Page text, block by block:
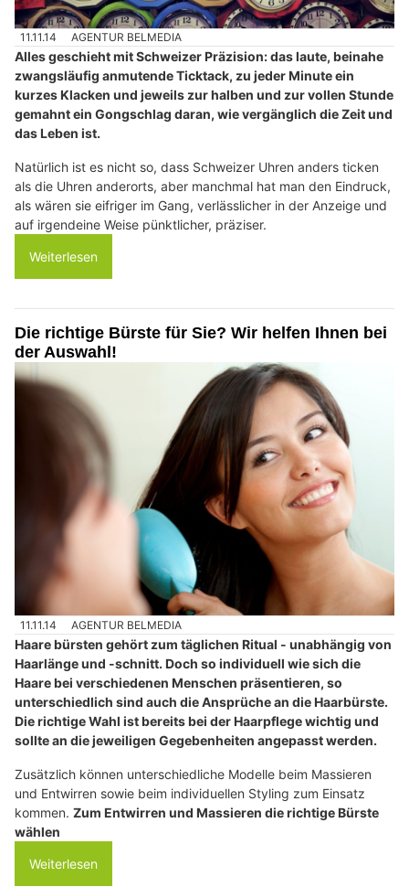
11.11.14 AGENTUR BELMEDIA
Alles geschieht mit Schweizer Präzision: das laute, beinahe
zwangsläufig anmutende Ticktack, zu jeder Minute ein
kurzes Klacken und jeweils zur halben und zur vollen Stunde
gemahnt ein Gongschlag daran, wie vergänglich die Zeit und
das Leben ist.
Natürlich ist es nicht so, dass Schweizer Uhren anders ticken
als die Uhren anderorts, aber manchmal hat man den Eindruck,
als wären sie eifriger im Gang, verlässlicher in der Anzeige und
auf irgendeine Weise pünktlicher, präziser.
Weiterlesen
Die richtige Bürste für Sie? Wir helfen Ihnen bei
der Auswahl!
11.11.14 AGENTUR BELMEDIA
Haare bürsten gehört zum täglichen Ritual - unabhängig von
Haarlänge und -schnitt. Doch so individuell wie sich die
Haare bei verschiedenen Menschen präsentieren, so
unterschiedlich sind auch die Ansprüche an die Haarbürste.
Die richtige Wahl ist bereits bei der Haarpflege wichtig und
sollte an die jeweiligen Gegebenheiten angepasst werden.
Zusätzlich können unterschiedliche Modelle beim Massieren
und Entwirren sowie beim individuellen Styling zum Einsatz
kommen. Zum Entwirren und Massieren die richtige Bürste
wählen
Weiterlesen